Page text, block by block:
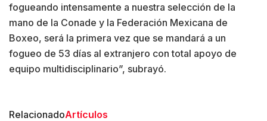
fogueando intensamente a nuestra selección de la
mano de la Conade y la Federación Mexicana de
Boxeo, será la primera vez que se mandará a un
fogueo de 53 días al extranjero con total apoyo de
equipo multidisciplinario”, subrayó.
RelacionadoArtículos